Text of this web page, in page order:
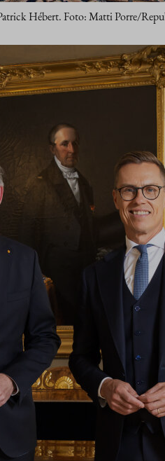
Hébert. Foto: Matti Porre/